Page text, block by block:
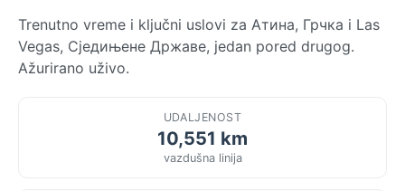
Trenutno vreme i ključni uslovi za Атина, Грчка i Las
Vegas, Сједињене Државе, jedan pored drugog.
Ažurirano uživo.
UDALJENOST
10,551 km
vazdušna linija